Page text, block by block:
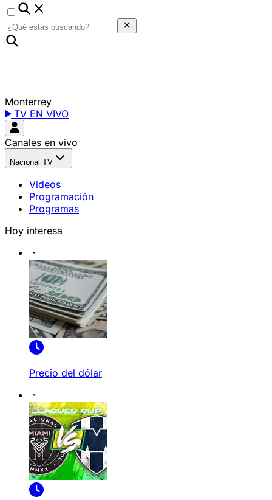
Monterrey
TV EN VIVO
Canales en vivo
Nacional TV
Videos
Programación
Programas
Hoy interesa
Precio del dólar